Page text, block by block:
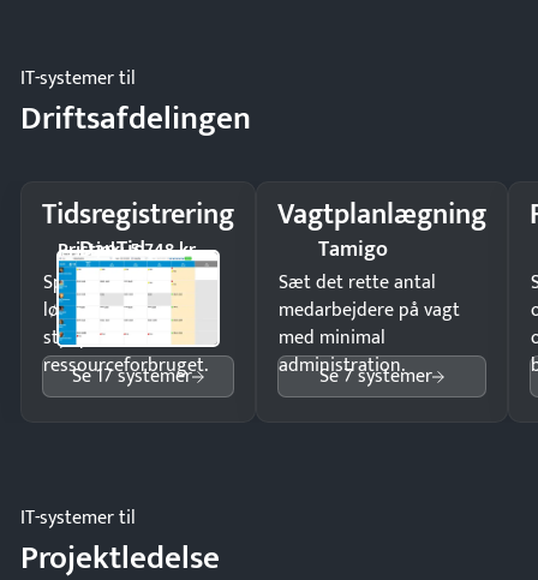
IT-systemer til
Driftsafdelingen
Tidsregistrering
DanTid
Pristjek: 5.748 kr
Spar tid på
lønberegning og få
styr på
ressourceforbruget.
Se 17 systemer
Vagtplanlægning
Tamigo
Sæt det rette antal
medarbejdere på vagt
med minimal
administration.
Se 7 systemer
IT-systemer til
Projektledelse